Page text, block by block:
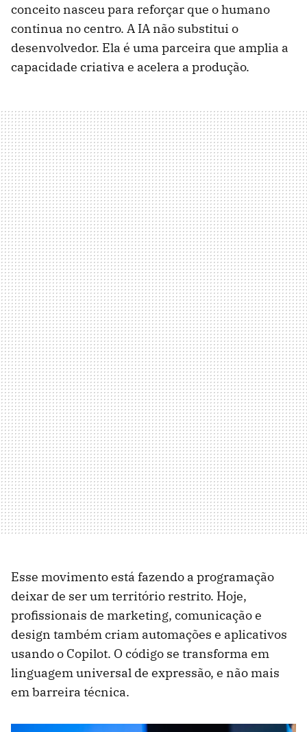
conceito nasceu para reforçar que o humano
continua no centro. A IA não substitui o
desenvolvedor. Ela é uma parceira que amplia a
capacidade criativa e acelera a produção.
Esse movimento está fazendo a programação
deixar de ser um território restrito. Hoje,
profissionais de marketing, comunicação e
design também criam automações e aplicativos
usando o Copilot. O código se transforma em
linguagem universal de expressão, e não mais
em barreira técnica.